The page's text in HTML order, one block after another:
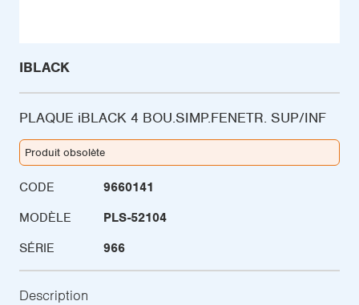
IBLACK
PLAQUE iBLACK 4 BOU.SIMP.FENETR. SUP/INF
Produit obsolète
CODE
9660141
MODÈLE
PLS-52104
SÉRIE
966
Description